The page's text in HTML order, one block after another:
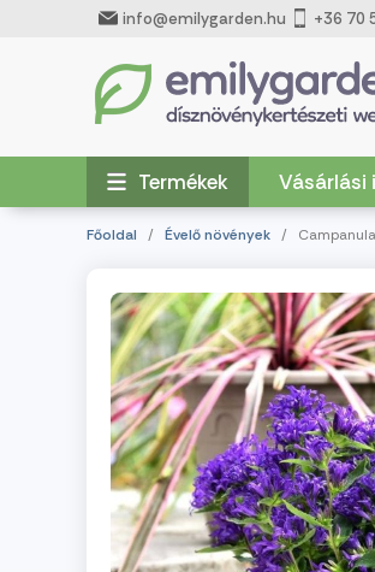
info@emilygarden.hu +36 70
Termékek Vásárlási
Főoldal / Évelő növények / Campanula